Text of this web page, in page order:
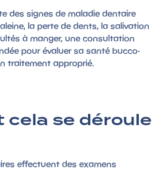
des signes de maladie dentaire
la perte de dents, la salivation
à manger, une consultation
pour évaluer sa santé bucco-
traitement approprié.
cela se déroule
effectuent des examens